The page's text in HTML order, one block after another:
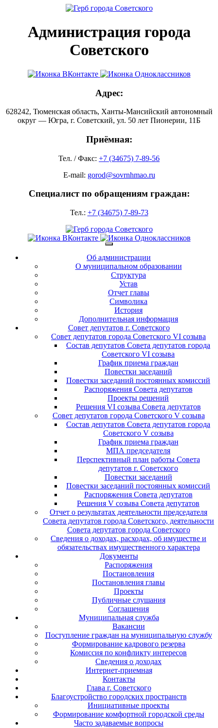
Администрация города
Советского
Адрес:
628242, Тюменская область, Ханты-Мансийский автономный
округ — Югра, г. Советский, ул. 50 лет Пионерии, 11Б
Приёмная:
Тел. / Факс: +7 (34675) 7-89-56
E-mail: gorod@sovrnhmao.ru
Специалист по обращениям граждан:
Тел.: +7 (34675) 7-89-73
Об администрации
О муниципальном образовании
Структура
Устав
Отчет главы
Символика
История
Дополнительная информация
Совет депутатов г. Советского
Совет депутатов города Советского VI созыва
Состав депутатов Совета депутатов города
Советского VI созыва
График приема граждан
Повестки заседаний
Повестки заседаний постоянных комиссий
Распоряжения Совета депутатов
Проекты решений
Решения VI созыва Совета депутатов
Совет депутатов города Советского V созыва
Состав депутатов Совета депутатов города
Советского V созыва
График приема граждан
МПА председателя
Перспективный план работы Совета
депутатов г. Советского
Повестки заседаний
Повестки заседаний постоянных комиссий
Распоряжения Совета депутатов
Решения V созыва Совета депутатов
Отчет о результатах деятельности председателя
Совета депутатов города Советского, деятельности
Совета депутатов города Советского
Сведения о доходах, расходах, об имуществе и
обязательствах имущественного характера
Документы
Распоряжения
Постановления
Постановления главы
Проекты
Публичные слушания
Соглашения
Муниципальная служба
Вакансии
Поступление граждан на муниципальную службу
Формирование кадрового резерва
Комиссия по конфликту интересов
Сведения о доходах
Интернет-приемная
Контакты
Глава г. Советского
Благоустройство городских пространств
Инициативные проекты
Формирование комфортной городской среды
Часто задаваемые вопросы